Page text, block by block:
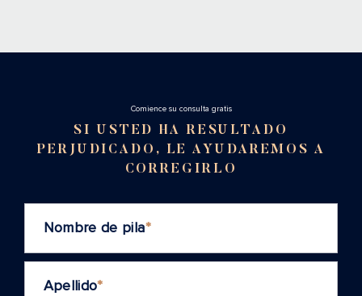
Cоmience su consulta gratis
SI USTED HA RESULTADO
PERJUDICADO, LE AYUDAREMOS A
CORREGIRLO
Nombre de pila*
Apellido*